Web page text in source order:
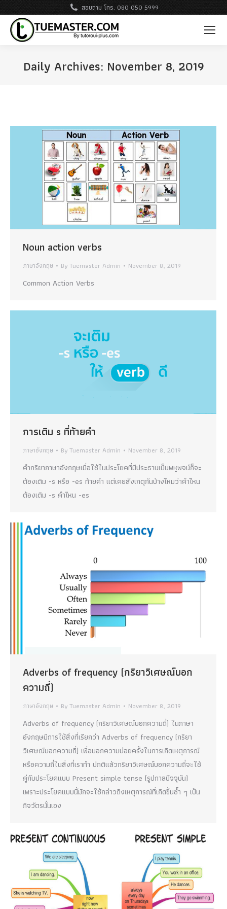
สอบถาม โทร. 080 050 5999
Daily Archives: November 8, 2019
Noun action verbs
ภาษาอังกฤษ ByTuemaster Admin November 8, 2019
Common Action Verbs
การเติม s ที่ท้ายคำ
ภาษาอังกฤษ ByTuemaster Admin November 8, 2019
คำกริยาภาษาอังกฤษเมื่อใช้ในประโยคที่มีประธานเป็นพหูพจน์ก็จะ
ต้องเติม -s หรือ -es ท้ายคำ แต่เคยสังเกตุกันบ้างไหมว่าคำไหน
ต้องเติม -s คำไหน -es
Adverbs of frequency (กริยาวิเศษณ์บอก
ความถี่)
ภาษาอังกฤษ ByTuemaster Admin November 8, 2019
Adverbs of frequency (กริยาวิเศษณ์บอกความถี่) ในภาษา
อังกฤษมีการใช้สิ่งที่เรียกว่า Adverbs of frequency (กริยา
วิเศษณ์บอกความถี่) เพื่อบอกความบ่อยครั้งในการเกิดเหตุการณ์
หรือความถี่ในสิ่งที่เราทำ ปกติแล้วกริยาวิเศษณ์บอกความถี่จะใช้
คู่กับประโยคแบบ Present simple tense (รูปกาลปัจจุบัน)
เพราะประโยคแบบนี้มักจะใช้กล่าวถึงเหตุการณ์ที่เกิดขึ้นซ้ำ ๆ เป็น
กิจวัตรนั่นเอง